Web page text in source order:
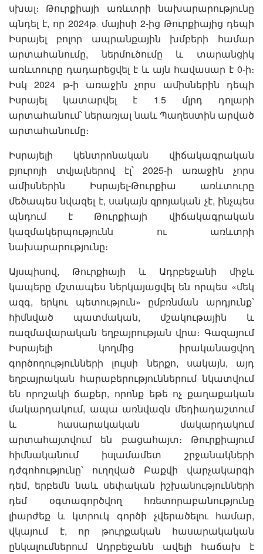
սխալ։ Թուրքիայի առևտրի նախարարությունը
պնդել է, որ 2024թ․ մայիսի 2-ից Թուրքիայից դեպի
Իսրայել բոլոր ապրանքային խմբերի համար
արտահանումը, ներմուծումը և տարանցիկ
առևտուրը դադարեցվել է և այն հավասար է 0-ի։
Իսկ 2024 թ-ի առաջին չորս ամիսներին դեպի
Իսրայել կատարվել է 1․5 մլրդ դոլարի
արտահանում՝ ներառյալ նաև Պաղեստին արված
արտահանումը։
Իսրայելի կենտրոնական վիճակագրական
բյուրոյի տվյալներով էլ՝ 2025-ի առաջին չորս
ամիսներին Իսրայել-Թուրքիա առևտուրը
մեծապես նվազել է, սակայն զրոյական չէ, ինչպես
պնդում է Թուրքիայի վիճակագրական
կազմակերպությունն ու առևտրի
նախարարությունը։
Այսպիսով, Թուրքիայի և Ադրբեջանի միջև
կապերը մշտապես ներկայացվել են որպես «մեկ
ազգ, երկու պետություն» ըմբռնման արդյունք՝
հիմնված պատմական, մշակութային և
ռազմավարական եղբայրության վրա։ Գազայում
Իսրայելի կողմից իրականացվող
գործողությունների լույսի ներքո, սակայն, այդ
եղբայրական հարաբերություններում նկատվում
են որոշակի ճաքեր, որոնք եթե ոչ քաղաքական
մակարդակում, ապա առնվազն մեդիադաշտում
և հասարակական մակարդակում
արտահայտվում են բացահայտ։ Թուրքիայում
հիմնականում իսլամամետ շրջանակների
դժգոհությունը՝ ուղղված Բաքվի վարչակարգի
դեմ, երբեմն նաև սեփական իշխանությունների
դեմ օգտագործվող հռետորաբանությունը
լիարժեք և կտրուկ գործի չվերածելու համար,
վկայում է, որ թուրքական հասարակական
ընկալումներում Ադրբեջանն ավելի հաճախ է